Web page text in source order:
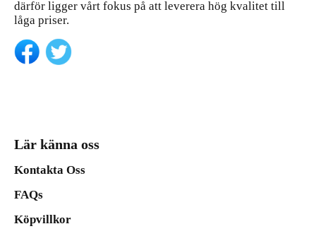
därför ligger vårt fokus på att leverera hög kvalitet till
låga priser.
Lär känna oss
Kontakta Oss
FAQs
Köpvillkor